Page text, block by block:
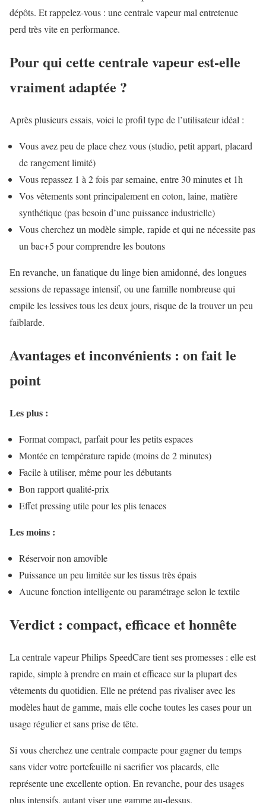
dépôts. Et rappelez-vous : une centrale vapeur mal entretenue
perd très vite en performance.
Pour qui cette centrale vapeur est-elle
vraiment adaptée ?
Après plusieurs essais, voici le profil type de l’utilisateur idéal :
Vous avez peu de place chez vous (studio, petit appart, placard
de rangement limité)
Vous repassez 1 à 2 fois par semaine, entre 30 minutes et 1h
Vos vêtements sont principalement en coton, laine, matière
synthétique (pas besoin d’une puissance industrielle)
Vous cherchez un modèle simple, rapide et qui ne nécessite pas
un bac+5 pour comprendre les boutons
En revanche, un fanatique du linge bien amidonné, des longues
sessions de repassage intensif, ou une famille nombreuse qui
empile les lessives tous les deux jours, risque de la trouver un peu
faiblarde.
Avantages et inconvénients : on fait le
point
Les plus :
Format compact, parfait pour les petits espaces
Montée en température rapide (moins de 2 minutes)
Facile à utiliser, même pour les débutants
Bon rapport qualité-prix
Effet pressing utile pour les plis tenaces
Les moins :
Réservoir non amovible
Puissance un peu limitée sur les tissus très épais
Aucune fonction intelligente ou paramétrage selon le textile
Verdict : compact, efficace et honnête
La centrale vapeur Philips SpeedCare tient ses promesses : elle est
rapide, simple à prendre en main et efficace sur la plupart des
vêtements du quotidien. Elle ne prétend pas rivaliser avec les
modèles haut de gamme, mais elle coche toutes les cases pour un
usage régulier et sans prise de tête.
Si vous cherchez une centrale compacte pour gagner du temps
sans vider votre portefeuille ni sacrifier vos placards, elle
représente une excellente option. En revanche, pour des usages
plus intensifs, autant viser une gamme au-dessus.